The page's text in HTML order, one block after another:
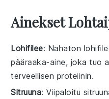
Ainekset
Lohifilee: Nahaton
pääraaka-aine, joka tuo
terveellisen proteiinin.
Sitruuna: Viipaloitu